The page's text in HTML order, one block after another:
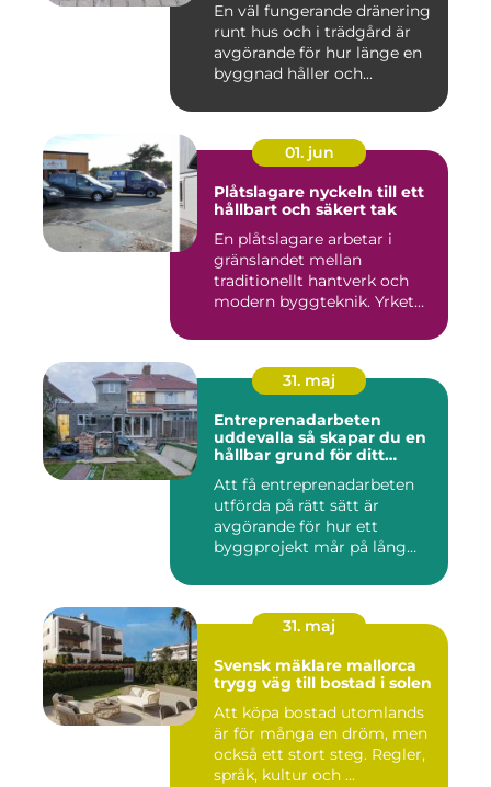
En väl fungerande dränering
runt hus och i trädgård är
avgörande för hur länge en
byggnad håller och...
01. jun
Plåtslagare nyckeln till ett
hållbart och säkert tak
En plåtslagare arbetar i
gränslandet mellan
traditionellt hantverk och
modern byggteknik. Yrket
31. maj
Entreprenadarbeten
uddevalla så skapar du en
hållbar grund för ditt
Att få entreprenadarbeten
utförda på rätt sätt är
avgörande för hur ett
byggprojekt mår på lång
31. maj
Svensk mäklare mallorca
trygg väg till bostad i solen
Att köpa bostad utomlands
är för många en dröm, men
också ett stort steg. Regler,
språk, kultur och ...